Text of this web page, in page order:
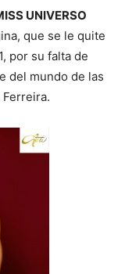
UNIVERSO
que se le quite
por su falta de
del mundo de las